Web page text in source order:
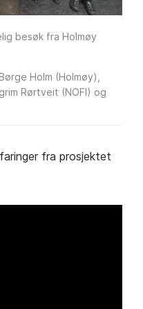
besøk fra Holmøy
Holm (Holmøy),
Rørtveit (NOFI) og
fra prosjektet